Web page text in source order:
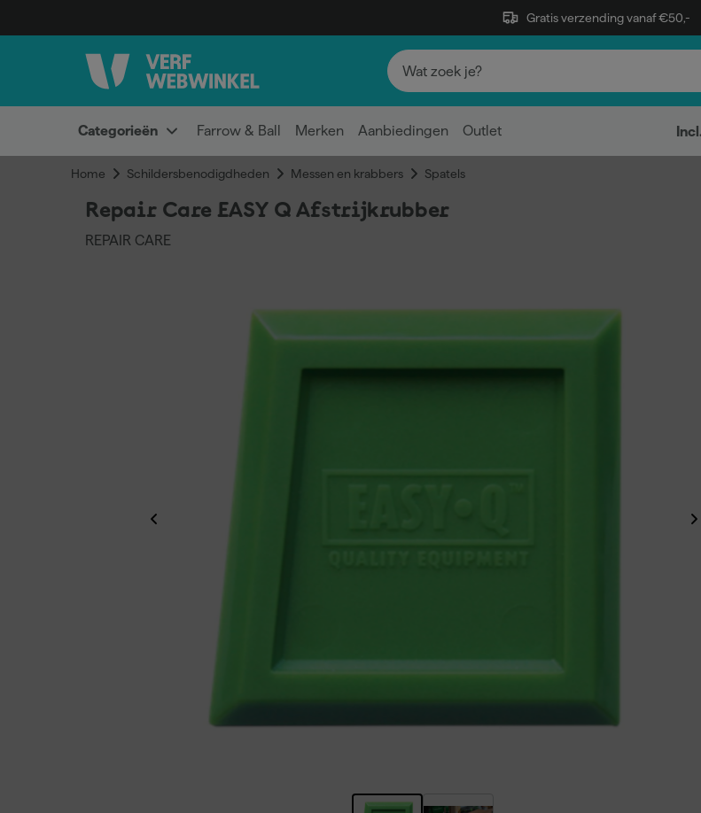
Gratis verzending vanaf €50,-
Categorieën Farrow & Ball Merken Aanbiedingen Outlet Incl.
Home Schildersbenodigdheden Messen en krabbers Spatels
Repair Care EASY Q Afstrijkrubber
REPAIR CARE